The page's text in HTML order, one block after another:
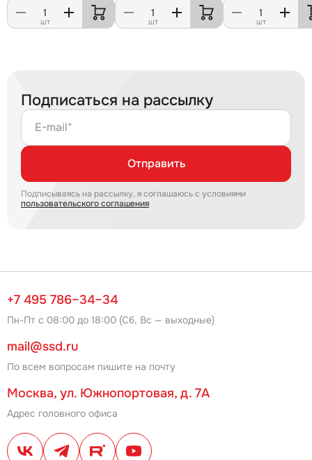
шт шт шт
Подписаться на рассылку
E-mail*
Отправить
Подписываясь на рассылку, я соглашаюсь с условиями
пользовательского соглашения
+7 495 786–34–34
Пн-Пт с 08:00 до 18:00 (Сб, Вс — выходные)
mail@ssd.ru
По всем вопросам пишите на почту
Москва, ул. Южнопортовая, д. 7А
Адрес головного офиса